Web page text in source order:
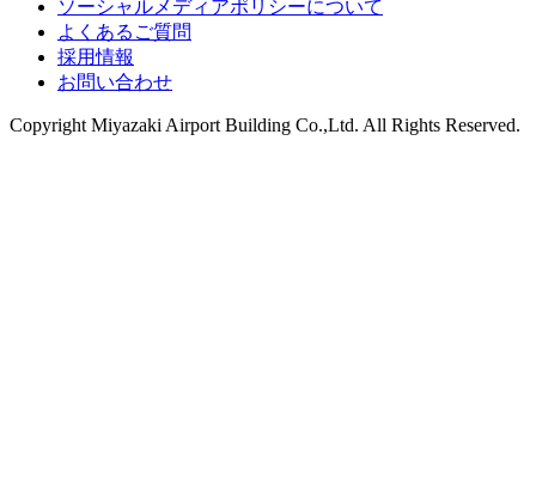
ソーシャルメディアポリシーについて
よくあるご質問
採用情報
お問い合わせ
Copyright Miyazaki Airport Building Co.,Ltd. All Rights Reserved.